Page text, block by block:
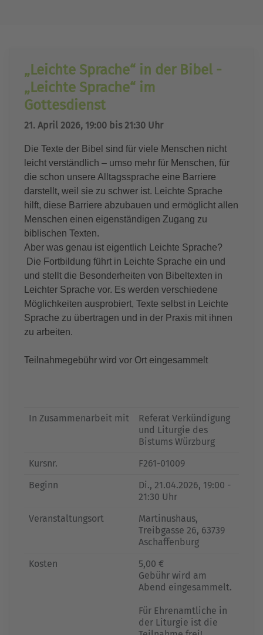
„Leichte Sprache“ in der Bibel -
„Leichte Sprache“ im
Gottesdienst
21. April 2026, 19:00 bis 21:30 Uhr
Die Texte der Bibel sind für viele Menschen nicht
leicht verständlich – umso mehr für Menschen, für
die schon unsere Alltagssprache eine Barriere
darstellt, weil sie zu schwer ist. Leichte Sprache
hilft, diese Barriere abzubauen und ermöglicht allen
Menschen einen eigenständigen Zugang zu
biblischen Texten.
Aber was genau ist eigentlich Leichte Sprache?
Die Fortbildung führt in Leichte Sprache ein und
und stellt die Besonderheiten von Bibeltexten in
Leichter Sprache vor. Es werden verschiedene
Möglichkeiten ausprobiert, Texte selbst in Leichte
Sprache zu übertragen und in der Praxis mit ihnen
zu arbeiten.
Teilnahmegebühr wird vor Ort eingesammelt
In Zusammenarbeit mit
Referat Verkündigung
und Liturgie des
Bistums Würzburg
Kursnr.
F261-01009
Beginn
Di., 21.04.2026, 19:00 -
21:30 Uhr
Veranstaltungsort
Martinushaus,
Treibgasse 26, 63739
Aschaffenburg
Kosten
5,00 €
Gebühr wird am
Abend eingesammelt.
Für Ehrenamtliche in
der Liturgie ist die